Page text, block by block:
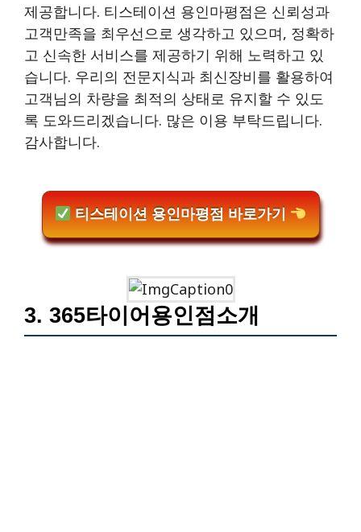
제공합니다. 티스테이션 용인마평점은 신뢰성과
고객만족을 최우선으로 생각하고 있으며, 정확하
고 신속한 서비스를 제공하기 위해 노력하고 있
습니다. 우리의 전문지식과 최신장비를 활용하여
고객님의 차량을 최적의 상태로 유지할 수 있도
록 도와드리겠습니다. 많은 이용 부탁드립니다.
감사합니다.
티스테이션 용인마평점 바로가기
3. 365타이어용인점소개